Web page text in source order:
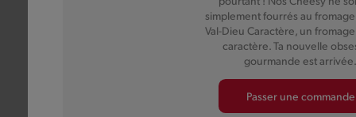
simplement fourrés au
Val-Dieu Caractère, un
caractère. Ta nouvelle
gourmande est arrivée.
Passer une commande